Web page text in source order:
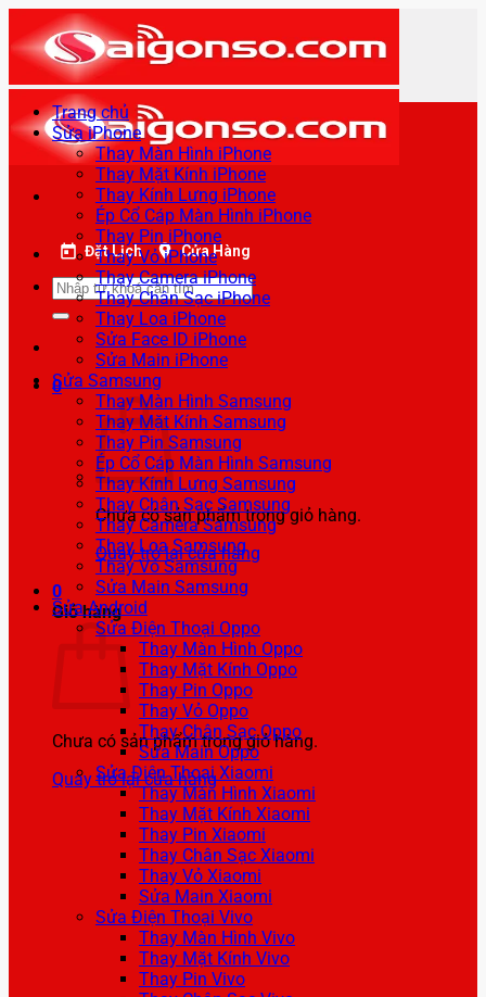
qua
nội
dung
Đặt Lịch Cửa Hàng
Tìm
kiếm:
0
Chưa có sản phẩm trong giỏ hàng.
Quay trở lại cửa hàng
0
Giỏ hàng
Chưa có sản phẩm trong giỏ hàng.
Quay trở lại cửa hàng
Trang chủ
Sửa iPhone
Thay Màn Hình iPhone
Thay Mặt Kính iPhone
Thay Kính Lưng iPhone
Ép Cổ Cáp Màn Hình iPhone
Thay Pin iPhone
Thay Vỏ iPhone
Thay Camera iPhone
Thay Chân Sạc iPhone
Thay Loa iPhone
Sửa Face ID iPhone
Sửa Main iPhone
Sửa Samsung
Thay Màn Hình Samsung
Thay Mặt Kính Samsung
Thay Pin Samsung
Ép Cổ Cáp Màn Hình Samsung
Thay Kính Lưng Samsung
Thay Chân Sạc Samsung
Thay Camera Samsung
Thay Loa Samsung
Thay Vỏ Samsung
Sửa Main Samsung
Sửa Android
Sửa Điện Thoại Oppo
Thay Màn Hình Oppo
Thay Mặt Kính Oppo
Thay Pin Oppo
Thay Vỏ Oppo
Thay Chân Sạc Oppo
Sửa Main Oppo
Sửa Điện Thoại Xiaomi
Thay Màn Hình Xiaomi
Thay Mặt Kính Xiaomi
Thay Pin Xiaomi
Thay Chân Sạc Xiaomi
Thay Vỏ Xiaomi
Sửa Main Xiaomi
Sửa Điện Thoại Vivo
Thay Màn Hình Vivo
Thay Mặt Kính Vivo
Thay Pin Vivo